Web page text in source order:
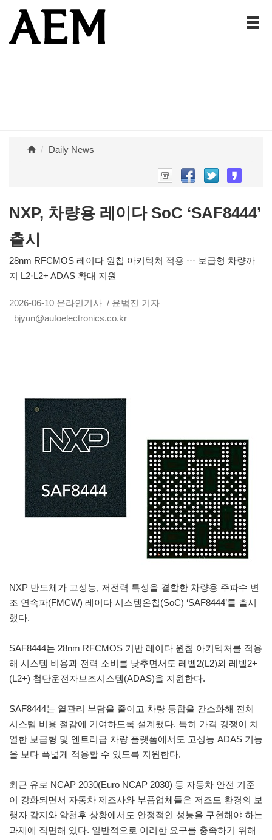
Daily News
NXP, 차량용 레이다 SoC ‘SAF8444’
출시
28nm RFCMOS 레이다 원칩 아키텍처 적용 ··· 보급형 차량까
지 L2·L2+ ADAS 확대 지원
2026-06-10 온라인기사 / 윤범진 기자
_bjyun@autoelectronics.co.kr
NXP 반도체가 고성능, 저전력 특성을 결합한 차량용 주파수 변
조 연속파(FMCW) 레이다 시스템온칩(SoC) ‘SAF8444’를 출시
했다.
SAF8444는 28nm RFCMOS 기반 레이다 원칩 아키텍처를 적용
해 시스템 비용과 전력 소비를 낮추면서도 레벨2(L2)와 레벨2+
(L2+) 첨단운전자보조시스템(ADAS)을 지원한다.
SAF8444는 열관리 부담을 줄이고 차량 통합을 간소화해 전체
시스템 비용 절감에 기여하도록 설계됐다. 특히 가격 경쟁이 치
열한 보급형 및 엔트리급 차량 플랫폼에서도 고성능 ADAS 기능
을 보다 폭넓게 적용할 수 있도록 지원한다.
최근 유로 NCAP 2030(Euro NCAP 2030) 등 자동차 안전 기준
이 강화되면서 자동차 제조사와 부품업체들은 저조도 환경의 보
행자 감지와 악천후 상황에서도 안정적인 성능을 구현해야 하는
과제에 직면해 있다. 일반적으로 이러한 요구를 충족하기 위해